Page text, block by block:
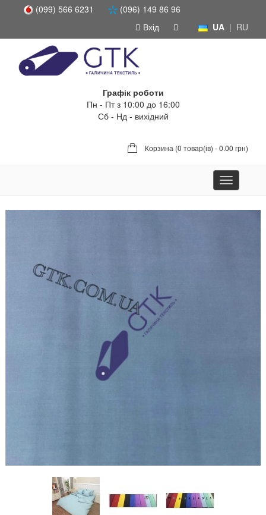
(099) 566 6231
(096) 149 86 96
UA | RU
Вхід
Графік роботи
Пн - Пт з 10:00 до 16:00
Сб - Нд - вихідний
Корзина (0 товар(ів) - 0.00 грн)
Toggle
navigation